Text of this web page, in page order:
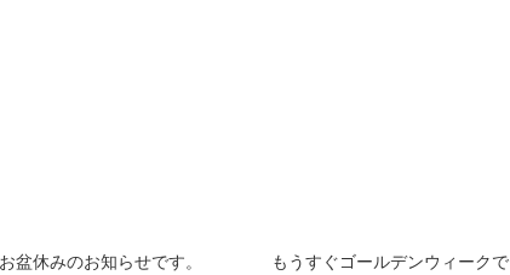
お盆休みのお知らせです。
もうすぐゴールデンウィークで